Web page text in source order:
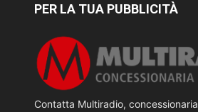
PER LA TUA PUBBLICITÀ
Contatta Multiradio,